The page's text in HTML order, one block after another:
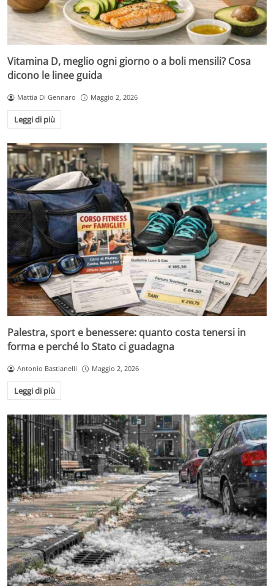
Vitamina D, meglio ogni giorno o a boli mensili? Cosa
dicono le linee guida
Mattia Di Gennaro Maggio 2, 2026
Leggi di più
Palestra, sport e benessere: quanto costa tenersi in
forma e perché lo Stato ci guadagna
Antonio Bastianelli Maggio 2, 2026
Leggi di più